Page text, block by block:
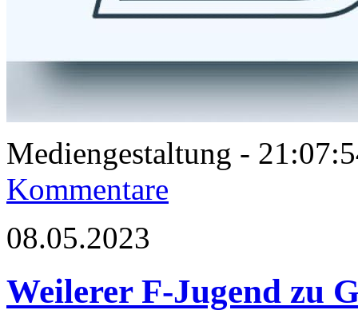
Mediengestaltung -
Kommentare
08.05.2023
Weilerer F-Jugend zu